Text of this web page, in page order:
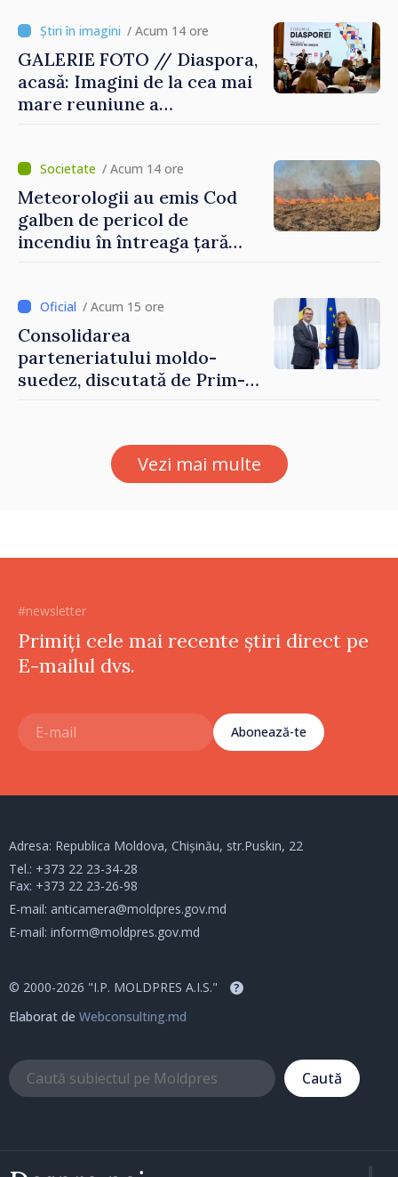
/ Acum 14 ore
GALERIE FOTO // Diaspora,
acasă: Imagini de la cea mai
mare reuniune a
/ Acum 14 ore
Meteorologii au emis Cod
galben de pericol de
incendiu în întreaga țară
/ Acum 15 ore
Consolidarea
parteneriatului moldo-
suedez, discutată de Prim-
Petra Lärke
Vezi mai multe
#newsletter
Primiți cele mai recente știri direct pe
E-mailul dvs.
Abonează-te
Adresa: Republica Moldova, Chișinău, str.Puskin, 22
Tel.: +373 22 23-34-28
Fax: +373 22 23-26-98
E-mail: anticamera@moldpres.gov.md
E-mail: inform@moldpres.gov.md
© 2000-2026 "I.P. MOLDPRES A.I.S." ?
Elaborat de Webconsulting.md
Caută